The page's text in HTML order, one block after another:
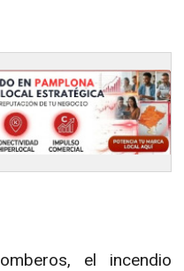
el incendio